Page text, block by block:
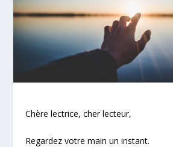
Chère lectrice, cher lecteur,
Regardez votre main un instant.